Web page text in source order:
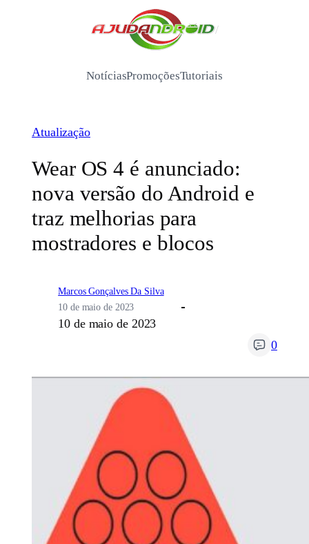
/
NotíciasPromoçõesTutoriais
Atualização
Wear OS 4 é anunciado:
nova versão do Android e
traz melhorias para
mostradores e blocos
Marcos Gonçalves Da Silva
10 de maio de 2023
10 de maio de 2023
0